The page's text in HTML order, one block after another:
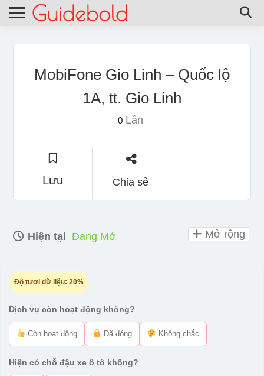
MobiFone Gio Linh – Quốc lộ
1A, tt. Gio Linh
0Lần
Lưu Chia sẻ
Hiện tại Đang Mở
Độ tươi dữ liệu: 20%
Dịch vụ còn hoạt động không?
Còn hoạt động Đã đóng Không chắc
Hiện có chỗ đậu xe ô tô không?
Mở rộng